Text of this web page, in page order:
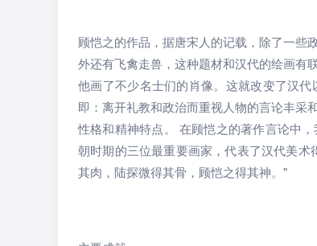
顾恺之的作品，据唐宋人的记载，除了一些
外还有飞禽走兽，这种题材和汉代的绘画有
他画了不少名士们的肖像。这就改变了汉
即：离开礼教和政治而重视人物的言论丰
性格和精神特点。 在顾恺之的著作言论中
朝时期的三位最重要画家，代表了汉代美
其肉，陆探微得其骨，顾恺之得其神。"